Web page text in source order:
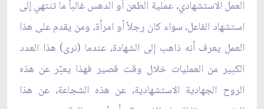
العمل الاستشهادي، عملية الطعن أو الدهس غالباً ما تنتهي إلى
استشهاد الفاعل، سواء كان رجلاً أو امرأة، ومن يقدم على هذا
العمل يعرف أنه ذاهب إلى الشهادة، عندما (نرى) هذا العدد
الكبير من العمليات خلال وقت قصير فهذا يعبّر عن هذه
الروح الجهادية الاستشهادية، عن هذه الشجاعة، عن هذا